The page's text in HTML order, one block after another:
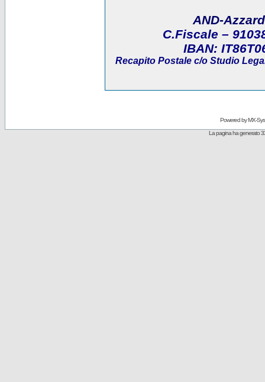
AND-
C.Fiscale –
IBAN:
Recapito Postale c/o Studio
Powered byMX-
La pagina ha generato